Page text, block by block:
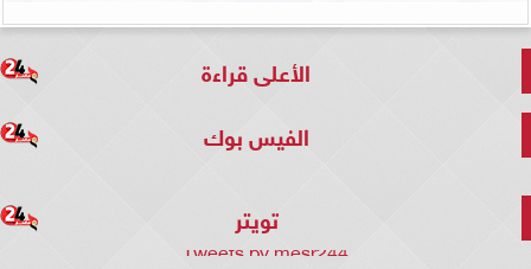
الأعلى قراءة
الفيس بوك
تويتر
Tweets by mesr244